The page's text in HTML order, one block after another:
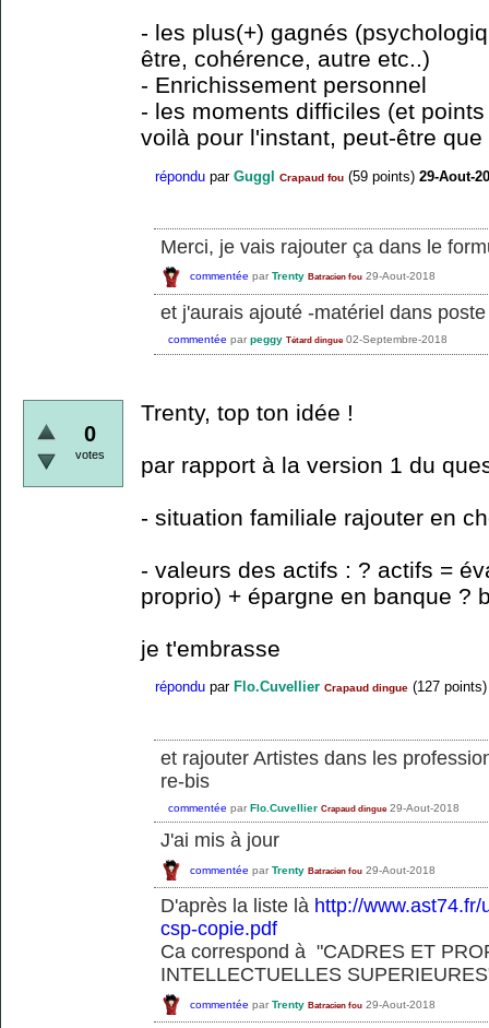
- les plus(+) gagnés
être, cohérence, autre etc..)
- Enrichissement personnel
- les moments difficiles (et
voilà pour l'instant, peut-être
répondu par Guggl Crapaud fou (59 points) 29-Aout-
Merci, je vais rajouter ça dans le
commentée par Trenty Batracien fou 29-Aout-2018
et j'aurais ajouté -matériel dans
commentée par peggy Tétard dingue 02-Septembre-2018
0
votes
Trenty, top ton idée !
par rapport à la version 1 du
- situation familiale rajouter en
- valeurs des actifs : ? actifs =
proprio) + épargne en banque ?
je t'embrasse
répondu par Flo.Cuvellier Crapaud dingue (127 points)
et rajouter Artistes dans les
re-bis
commentée par Flo.Cuvellier Crapaud dingue 29-Aout-2018
J'ai mis à jour
commentée par Trenty Batracien fou 29-Aout-2018
D'après la liste là http://
csp-copie.pdf
Ca correspond à "CADRES ET
INTELLECTUELLES
commentée par Trenty Batracien fou 29-Aout-2018